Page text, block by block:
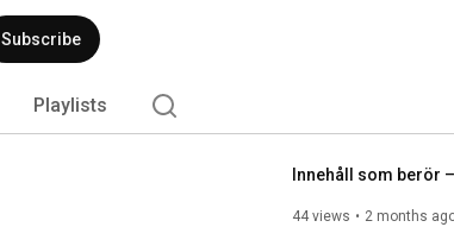
Subscribe
Playlists
Innehåll som berör
44 views 2 months